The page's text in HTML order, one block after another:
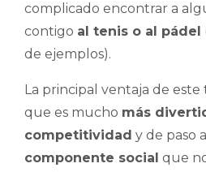
complicado encontrar a
contigo al tenis o al pádel
de ejemplos).
La principal ventaja de este
que es mucho más
competitividad y de paso
componente social que